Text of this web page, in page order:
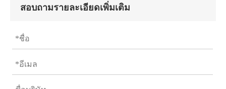
สอบถามรายละเอียดเพิ่มเติม